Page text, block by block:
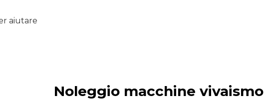
aiutare
Noleggio macchine vivaismo